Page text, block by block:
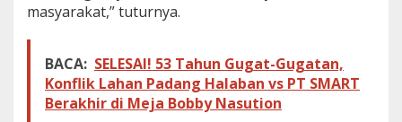
masyarakat,” tuturnya.
BACA: SELESAI! 53 Tahun Gugat-Gugatan,
Konflik Lahan Padang Halaban vs PT SMART
Berakhir di Meja Bobby Nasution